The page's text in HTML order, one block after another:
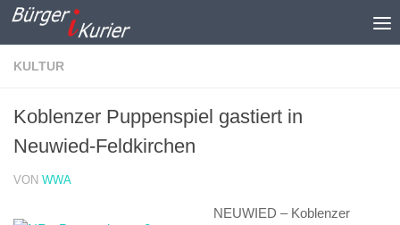
Zum Inhalt springen
KULTUR
Koblenzer Puppenspiel gastiert in
Neuwied-Feldkirchen
VON WWA
NEUWIED – Koblenzer